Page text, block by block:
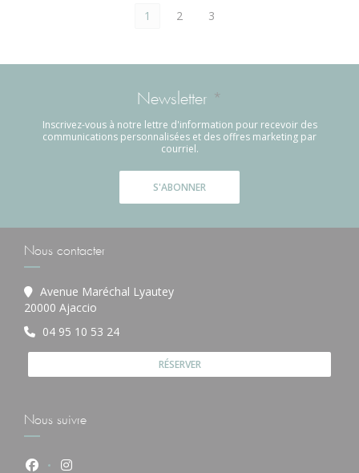
1 2 3
Newsletter *
Inscrivez-vous à notre lettre d'information pour recevoir des
communications personnalisées et des offres marketing par
courriel.
S'ABONNER
Nous contacter
Avenue Maréchal Lyautey
20000 Ajaccio
04 95 10 53 24
RÉSERVER
Nous suivre